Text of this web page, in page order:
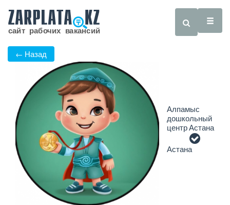
← Назад
Алпамыс
дошкольный
центр Астана
Астана